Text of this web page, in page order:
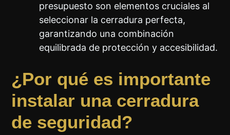
presupuesto son elementos cruciales al
seleccionar la cerradura perfecta,
garantizando una combinación
equilibrada de protección y accesibilidad.
¿Por qué es importante
instalar una cerradura
de seguridad?